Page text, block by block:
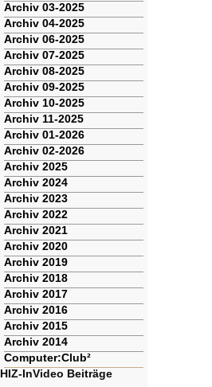
Archiv 03-2025
Archiv 04-2025
Archiv 06-2025
Archiv 07-2025
Archiv 08-2025
Archiv 09-2025
Archiv 10-2025
Archiv 11-2025
Archiv 01-2026
Archiv 02-2026
Archiv 2025
Archiv 2024
Archiv 2023
Archiv 2022
Archiv 2021
Archiv 2020
Archiv 2019
Archiv 2018
Archiv 2017
Archiv 2016
Archiv 2015
Archiv 2014
Computer:Club²
HIZ-InVideo Beiträge